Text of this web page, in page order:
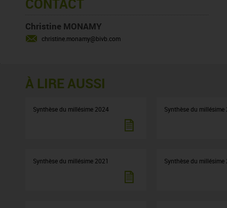
Christine MONAMY
christine.monamy@bivb.com
À LIRE AUSSI
Synthèse du millésime 2024 Synthèse du millésime
Synthèse du millésime 2021 Synthèse du millésime